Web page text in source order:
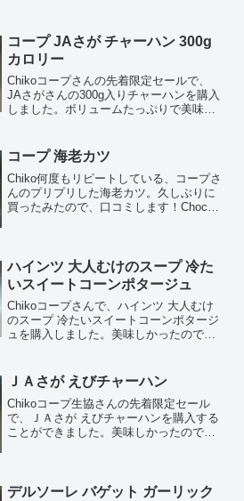
コープ JAさが チャーハン 300g
カロリー
Chikoコープさんの先着限定セールで、
JAさがさんの300g入りチャーハンを購入
しました。ボリュームたっぷりで美味し
JAさが チャーハン の正直な口コミや、
カロリ...
コープ 海老カツ
Chiko何度もリピートしている、コープさ
んのプリプリした海老カツ。久しぶりに
買ったみたので、口コミします！Choco
得アイテムが...
ハインツ 大人むけのスープ 冷た
いスイートコーンポタージュ
Chikoコープさんで、ハインツ 大人むけ
のスープ 冷たいスイートコーンポタージ
ュを購入しました。美味しかったので、
スイートコーンポタージュの正直な口コ
ミや、カ...
ＪＡさが えびチャーハン
Chikoコープ生協さんの先着限定セール
で、ＪＡさが えびチャーハンを購入する
ことができました。美味しかったので、
て紹介するよ...
デルソーレ バゲット ガーリック